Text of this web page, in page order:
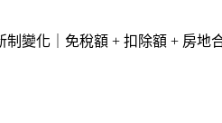
制變化｜免稅額 + 扣除額 + 房地